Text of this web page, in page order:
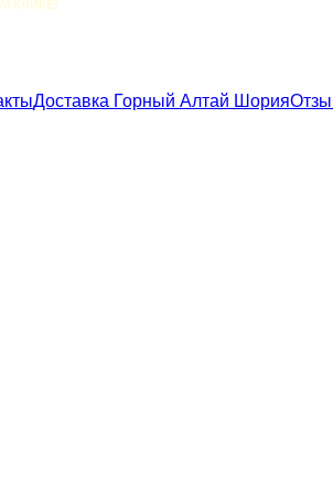
КЛИКЕ!
Доставка Горный Алтай Шория